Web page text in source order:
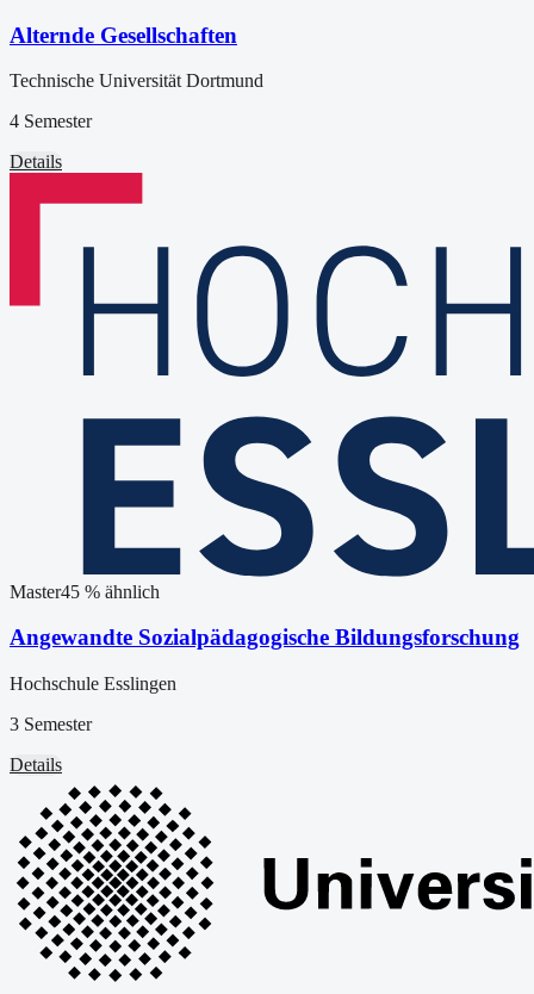
Alternde Gesellschaften
Technische Universität Dortmund
4 Semester
Details
Master45 % ähnlich
Angewandte Sozialpädagogische Bildungsforschung
Hochschule Esslingen
3 Semester
Details